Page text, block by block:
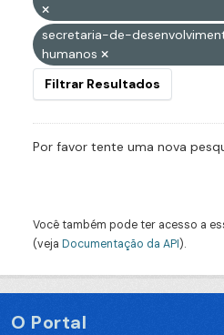
secretaria-de-
humanos
Filtrar Resultados
Por favor tente uma nova
Você também pode ter acesso a
(veja Documentação da API).
O Portal